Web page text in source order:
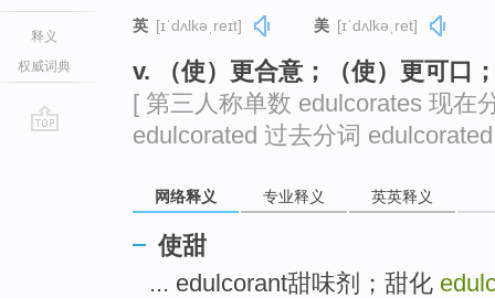
释义
权威词典
英 [ɪˈdʌlkəˌreɪt] 美 [ɪˈdʌlkəˌret]
v. （使）更合意；（使）更可口
[ 第三人称单数 edulcorates 现在
edulcorated 过去分词
网络释义 专业释义 英英释义
使甜
... edulcorant甜味剂；甜化